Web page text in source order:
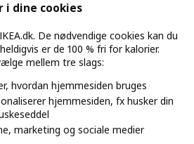
DA
2026
Digital tilgængelighed
og leveringsbetingelser
i dine cookies
De nødvendige cookies kan du
er de 100 % fri for kalorier.
mellem tre slags:
hvordan hjemmesiden bruges
hjemmesiden, fx husker din
marketing og sociale medier